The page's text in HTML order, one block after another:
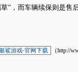
”，而车辆续保则是售
鲨游戏-官网下载 （http://